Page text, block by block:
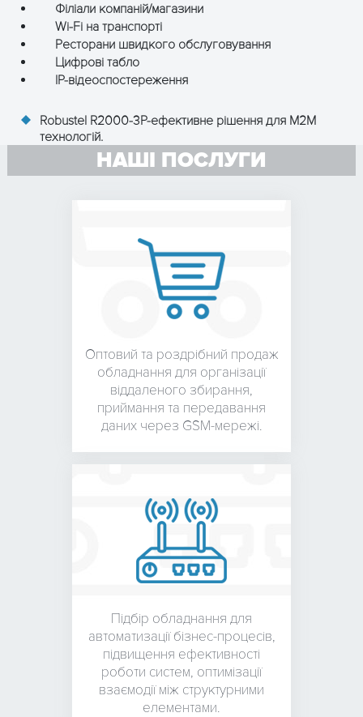
Філіали компаній/магазини
Wi-Fi на транспорті
Ресторани швидкого обслуговування
Цифрові табло
IP-відеоспостереження
Robustel R2000-3P-ефективне рішення для M2M
технологій.
НАШІ ПОСЛУГИ
Оптовий та роздрібний продаж
обладнання для організації
віддаленого збирання,
приймання та передавання
даних через GSM-мережі.
Підбір обладнання для
автоматизації бізнес-процесів,
підвищення ефективності
роботи систем, оптимізації
взаємодії між структурними
елементами.